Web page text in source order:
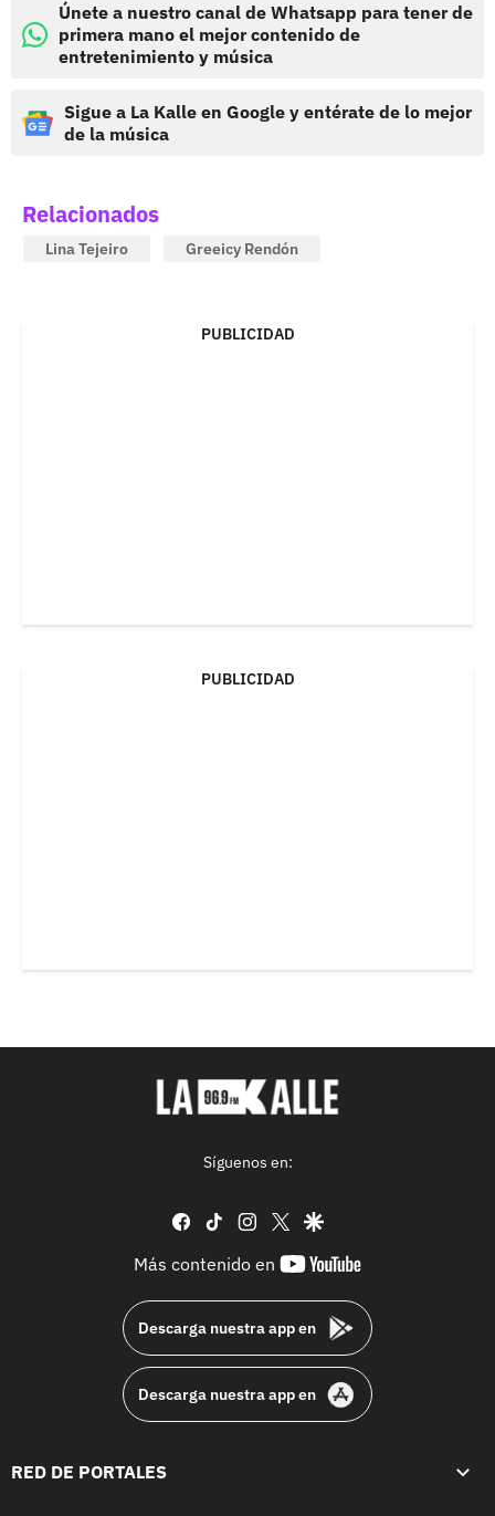
Únete a nuestro canal de Whatsapp para tener de
primera mano el mejor contenido de
entretenimiento y música
Sigue a La Kalle en Google y entérate de lo mejor
de la música
Relacionados
Lina Tejeiro Greeicy Rendón
PUBLICIDAD
PUBLICIDAD
Síguenos en:
facebook
tiktok instagram
twittergoogle
Más contenido en
youtube-
Descarga nuestra app en
Descarga nuestra app en
RED DE PORTALES